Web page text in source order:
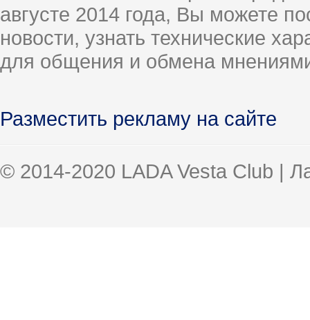
августе 2014 года, Вы можете
новости, узнать технические
для общения и обмена
Разместить рекламу на сайте
© 2014-2020 LADA Vesta Club |